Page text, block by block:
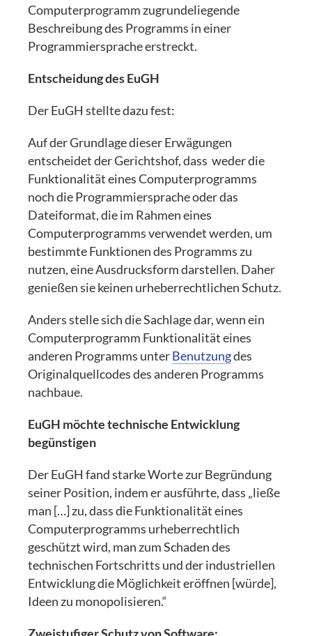
Computerprogramm zugrundeliegende
Beschreibung des Programms in einer
Programmiersprache erstreckt.
Entscheidung des EuGH
Der EuGH stellte dazu fest:
Auf der Grundlage dieser Erwägungen
entscheidet der Gerichtshof, dass weder die
Funktionalität eines Computerprogramms
noch die Programmiersprache oder das
Dateiformat, die im Rahmen eines
Computerprogramms verwendet werden, um
bestimmte Funktionen des Programms zu
nutzen, eine Ausdrucksform darstellen. Daher
genießen sie keinen urheberrechtlichen Schutz.
Anders stelle sich die Sachlage dar, wenn ein
Computerprogramm Funktionalität eines
anderen Programms unterBenutzungdes
Originalquellcodes des anderen Programms
nachbaue.
EuGH möchte technische Entwicklung
begünstigen
Der EuGH fand starke Worte zur Begründung
seiner Position, indem er ausführte, dass „ließe
man […] zu, dass die Funktionalität eines
Computerprogramms urheberrechtlich
geschützt wird, man zum Schaden des
technischen Fortschritts und der industriellen
Entwicklung die Möglichkeit eröffnen [würde],
Ideen zu monopolisieren.“